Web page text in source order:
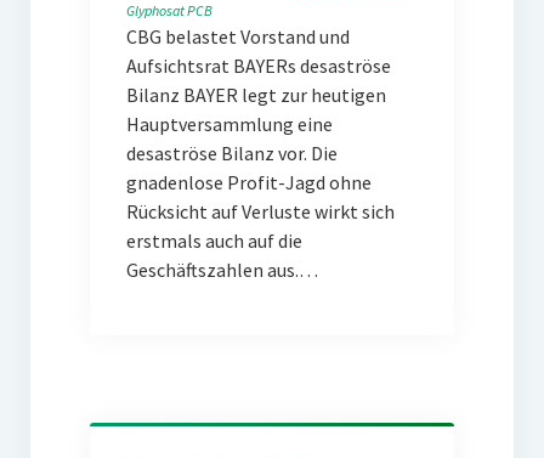
GlyphosatPCB
CBG belastet Vorstand und
Aufsichtsrat BAYERs desaströse
Bilanz BAYER legt zur heutigen
Hauptversammlung eine
desaströse Bilanz vor. Die
gnadenlose Profit-Jagd ohne
Rücksicht auf Verluste wirkt sich
erstmals auch auf die
Geschäftszahlen aus.…